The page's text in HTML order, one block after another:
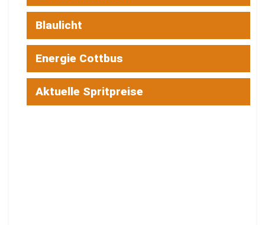
Blaulicht
Energie Cottbus
Aktuelle Spritpreise